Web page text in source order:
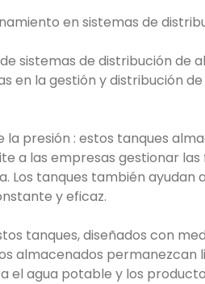
en sistemas de
sistemas de distribución de
en la gestión y distribución de
presión : estos tanques
a las empresas gestionar
tanques también ayudan
y eficaz.
tanques, diseñados con
almacenados permanezcan
agua potable y los